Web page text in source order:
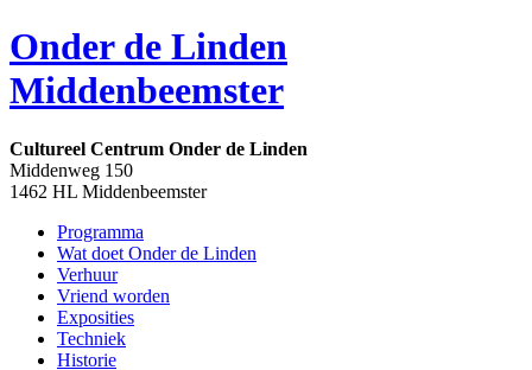
Onder de Linden
Middenbeemster
Cultureel Centrum Onder de Linden
Middenweg 150
1462 HL Middenbeemster
Programma
Wat doet Onder de Linden
Verhuur
Vriend worden
Exposities
Techniek
Historie